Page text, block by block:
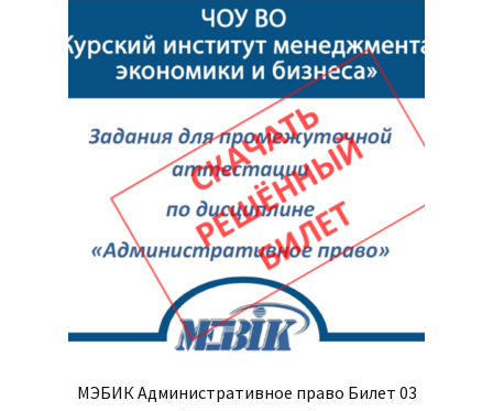
МЭБИК Административное право Билет 03